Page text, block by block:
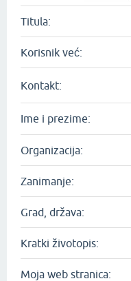
Titula:
Korisnik već:
Kontakt:
Ime i prezime:
Organizacija:
Zanimanje:
Grad, država:
Kratki životopis:
Moja web stranica: